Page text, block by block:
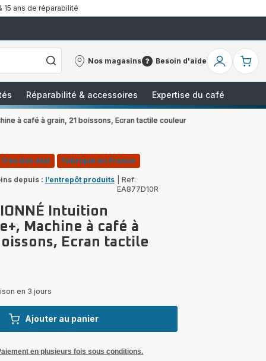
15 ans de réparabilité
Nos magasins
Nos
Besoin d'aide
Besoin
Mon
Réparabilité & accessoires Expertise du café
à café à grain, 21 boissons, Ecran tactile couleur
Très bon état Fabriqué en France
depuis : l’entrepôt produits
Ref:
EA877D10R
Intuition
Machine à café à
Ecran tactile
en 3 jours
Ajouter au panier
en plusieurs fois sous conditions.